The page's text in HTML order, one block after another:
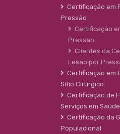
Certificação em
Pressão
Certificação
Pressão
Clientes da
Lesão por
Certificação em
Sítio Cirúrgico
Certificação de
Serviços em Saúde
Certificação da
Populacional